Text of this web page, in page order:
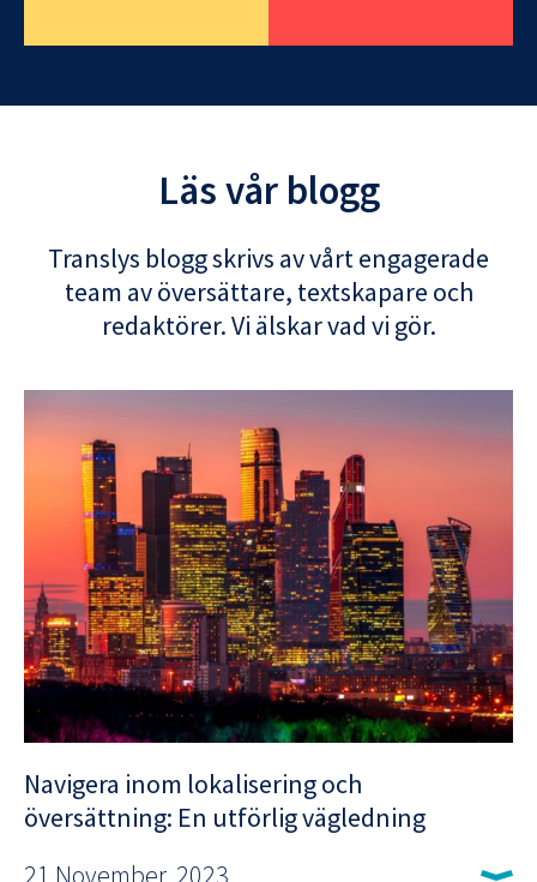
Läs vår blogg
Translys blogg skrivs av vårt engagerade
team av översättare, textskapare och
redaktörer. Vi älskar vad vi gör.
Navigera inom lokalisering och
översättning: En utförlig vägledning
21 November, 2023